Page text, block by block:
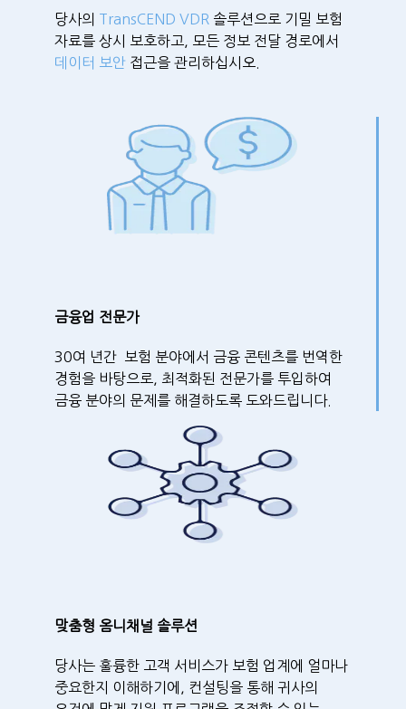
당사의 TransCEND VDR 솔루션으로 기밀 보험
자료를 상시 보호하고, 모든 정보 전달 경로에서
데이터 보안 접근을 관리하십시오.
금융업 전문가
30여 년간 보험 분야에서 금융 콘텐츠를 번역한
경험을 바탕으로, 최적화된 전문가를 투입하여
금융 분야의 문제를 해결하도록 도와드립니다.
맞춤형 옴니채널 솔루션
당사는 훌륭한 고객 서비스가 보험 업계에 얼마나
중요한지 이해하기에, 컨설팅을 통해 귀사의